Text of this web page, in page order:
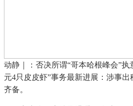
动静｜：否决所谓“哥本哈根峰会”执
元4只皮皮虾”事务最新进展：涉事
齐备。